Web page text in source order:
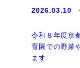
2026.03.10
令和８年度京
育園での野菜
ます